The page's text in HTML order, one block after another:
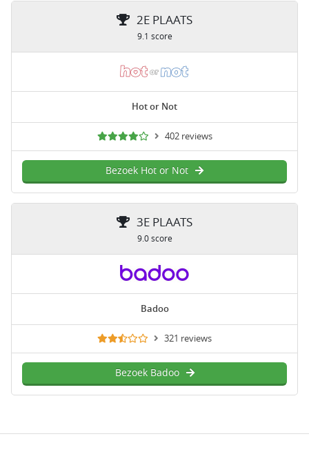
2E PLAATS
9.1 score
Hot or Not
402 reviews
Bezoek Hot or Not
3E PLAATS
9.0 score
Badoo
321 reviews
Bezoek Badoo